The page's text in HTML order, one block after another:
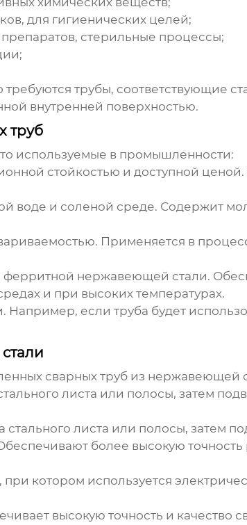
для гигиенических целей;
стерильные процессы;
трубы, соответствующие
внутренней поверхностью.
труб
используемые в промышленности:
стойкостью и доступной ценой.
воде и соленой среде. Содержит
Применяется в
ферритной нержавеющей стали.
и при высоких температурах.
если труба будет
сварных труб из нержавеющей
листа или полосы, затем
листа или полосы, затем
более высокую точность
котором используется
высокую точность и качество